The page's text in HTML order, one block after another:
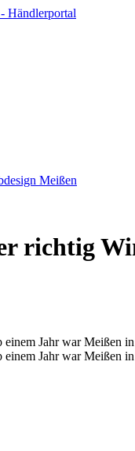
Meißen
richtig
Jahr war Meißen
Jahr war Meißen